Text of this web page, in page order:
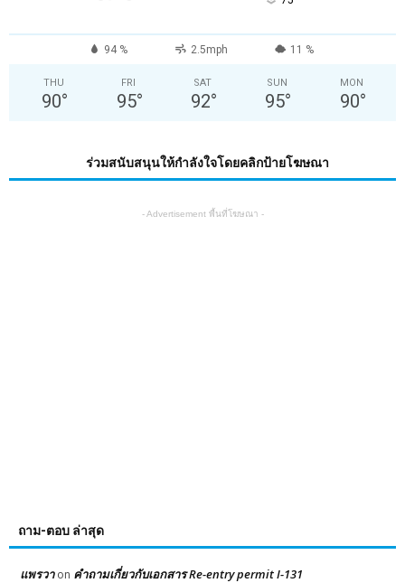
94 % 2.5mph 11 %
THU
90°
FRI
95°
SAT
92°
SUN
95°
MON
90°
ร่วมสนับสนุนให้กำลังใจโดยคลิกป้ายโฆษณา
- Advertisement พื้นที่โฆษณา -
ถาม-ตอบ ล่าสุด
แพรวาon คำถามเกี่ยวกับเอกสาร Re-entry permit I-131